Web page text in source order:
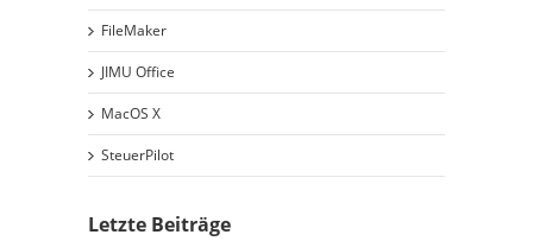
FileMaker
JIMU Office
MacOS X
SteuerPilot
Letzte Beiträge